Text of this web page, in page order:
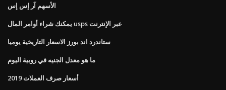
الأسهم آر إس إس
يمكنك شراء أوامر المال usps عبر الإنترنت
ستاندرد اند بورز الاسعار التاريخية يوميا
ما هو معدل الجنيه في روبية اليوم
أسعار صرف العملات 2019